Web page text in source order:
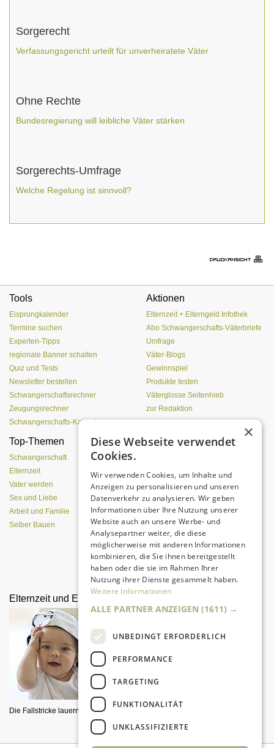
Sorgerecht
Verfassungsgericht urteilt für unverheiratete Väter
Ohne Rechte
Bundesregierung will leibliche Väter stärken
Sorgerechts-Umfrage
Welche Regelung ist sinnvoll?
Tools
Eisprungkalender
Termine suchen
Experten-Tipps
regionale Banner schalten
Quiz und Tests
Newsletter bestellen
Schwangerschaftsrechner
Zeugungsrechner
Schwangerschafts-Kalender
Aktionen
Elternzeit + Elterngeld Infothek
Abo Schwangerschafts-Väterbriefe
Umfrage
Väter-Blogs
Gewinnspiel
Produkte testen
Väterglosse Seitenhieb
zur Redaktion
Top-Themen
Schwangerschaft
Elternzeit
Vater werden
Sex und Liebe
Arbeit und Familie
Selber Bauen
Von der Eizelle bis zur
Alle Entwicklungsphasen im
Überblick
Elternzeit und Elterngeld
Die Fallstricke lauern im Detail.
Schwangere
Mit unseren Tipps finden Sie
bestimmt das Richtige.
×
Diese Webseite verwendet
Cookies.
Wir verwenden Cookies, um Inhalte und
Anzeigen zu personalisieren und unseren
Datenverkehr zu analysieren. Wir geben
Informationen über Ihre Nutzung unserer
Website auch an unsere Werbe- und
Analysepartner weiter, die diese
möglicherweise mit anderen Informationen
kombinieren, die Sie ihnen bereitgestellt
haben oder die sie im Rahmen Ihrer
Nutzung ihrer Dienste gesammelt haben.
Weitere Informationen
ALLE PARTNER ANZEIGEN (1611) →
UNBEDINGT ERFORDERLICH
PERFORMANCE
TARGETING
FUNKTIONALITÄT
UNKLASSIFIZIERTE